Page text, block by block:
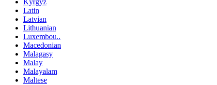
Kyrgyz
Latin
Latvian
Lithuanian
Luxembou..
Macedonian
Malagasy
Malay
Malayalam
Maltese